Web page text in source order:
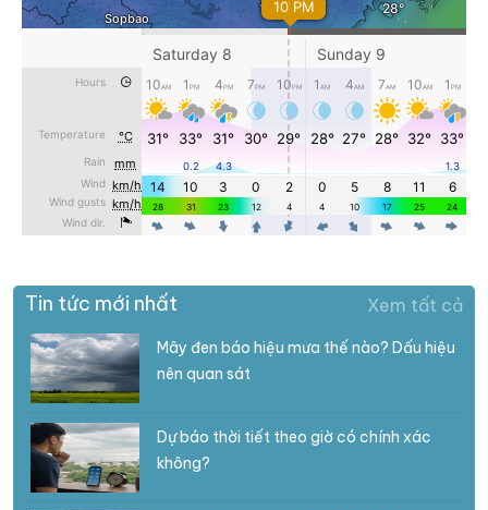
Tin tức mới nhất Xem tất cả
Mây đen báo hiệu mưa thế nào? Dấu hiệu
nên quan sát
Dự báo thời tiết theo giờ có chính xác
không?